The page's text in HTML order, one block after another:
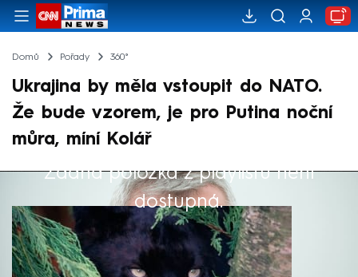
Domů Pořady 360°
Ukrajina by měla vstoupit do NATO.
Že bude vzorem, je pro Putina noční
můra, míní Kolář
Žádná položka z playlistu není
dostupná.
Výběr redakce